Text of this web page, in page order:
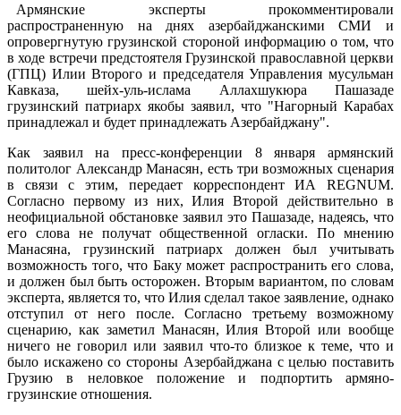
Армянские эксперты прокомментировали
распространенную на днях азербайджанскими СМИ и
опровергнутую грузинской стороной информацию о том, что
в ходе встречи предстоятеля Грузинской православной церкви
(ГПЦ) Илии Второго и председателя Управления мусульман
Кавказа, шейх-уль-ислама Аллахшукюра Пашазаде
грузинский патриарх якобы заявил, что "Нагорный Карабах
принадлежал и будет принадлежать Азербайджану".
Как заявил на пресс-конференции 8 января армянский
политолог Александр Манасян, есть три возможных сценария
в связи с этим, передает корреспондент ИА REGNUM.
Согласно первому из них, Илия Второй действительно в
неофициальной обстановке заявил это Пашазаде, надеясь, что
его слова не получат общественной огласки. По мнению
Манасяна, грузинский патриарх должен был учитывать
возможность того, что Баку может распространить его слова,
и должен был быть осторожен. Вторым вариантом, по словам
эксперта, является то, что Илия сделал такое заявление, однако
отступил от него после. Согласно третьему возможному
сценарию, как заметил Манасян, Илия Второй или вообще
ничего не говорил или заявил что-то близкое к теме, что и
было искажено со стороны Азербайджана с целью поставить
Грузию в неловкое положение и подпортить армяно-
грузинские отношения.